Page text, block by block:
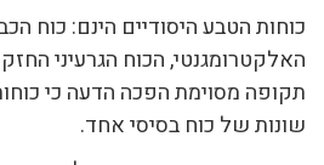
כוחות הטבע היסודיים הינם: כוח
האלקטרומגנטי, הכוח הגרעיני
תקופה מסוימת הפכה הדעה כי
שונות של כוח בסיסי אחד.